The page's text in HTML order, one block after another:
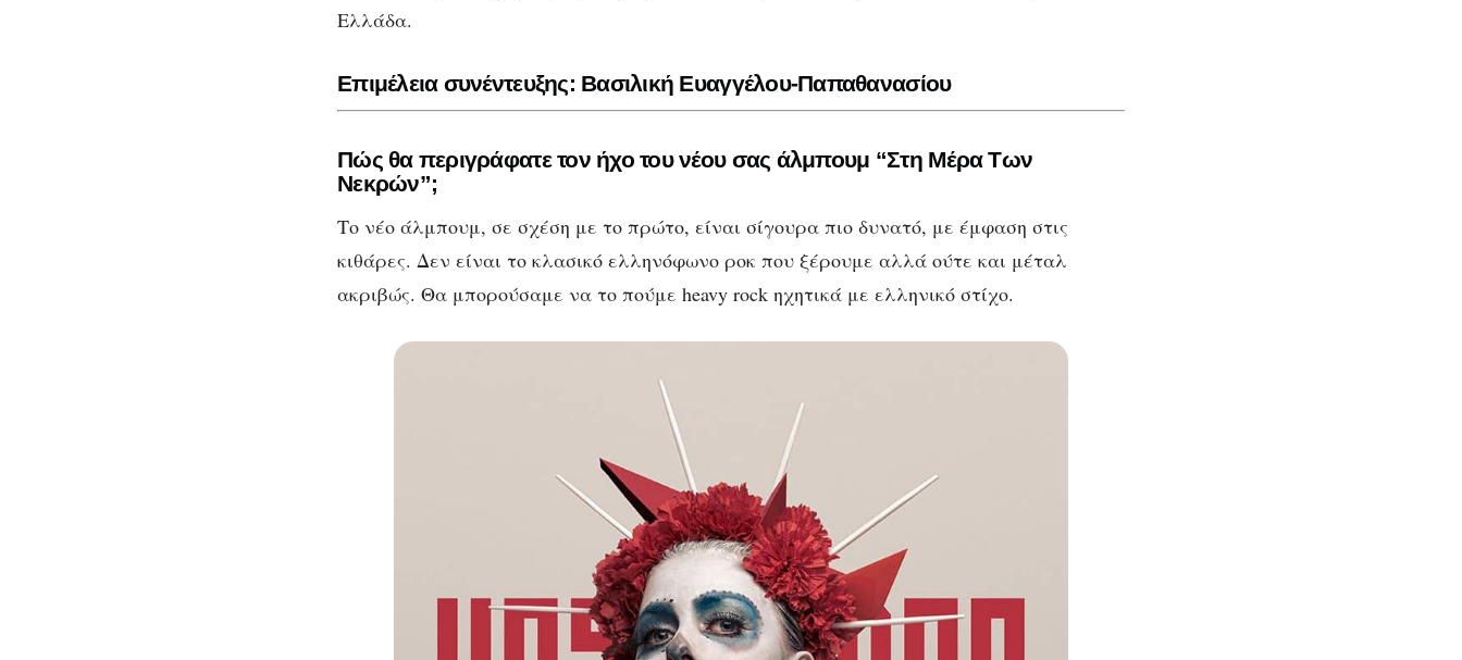
Ελλάδα.
Επιμέλεια συνέντευξης: Βασιλική Ευαγγέλου-Παπαθανασίου
Πώς θα περιγράφατε τον ήχο του νέου σας άλμπουμ “Στη Μέρα Των
Νεκρών”;
Το νέο άλμπουμ, σε σχέση με το πρώτο, είναι σίγουρα πιο δυνατό, με έμφαση στις
κιθάρες. Δεν είναι το κλασικό ελληνόφωνο ροκ που ξέρουμε αλλά ούτε και μέταλ
ακριβώς. Θα μπορούσαμε να το πούμε heavy rock ηχητικά με ελληνικό στίχο.